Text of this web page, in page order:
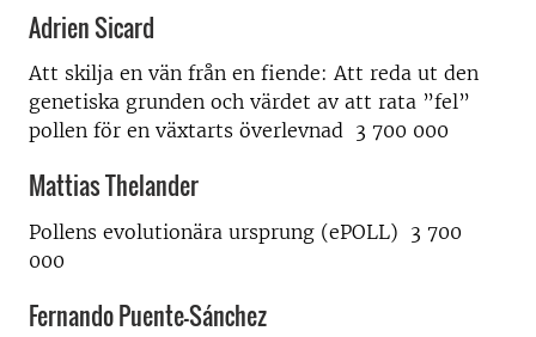
Adrien Sicard
Att skilja en vän från en fiende: Att reda ut den
genetiska grunden och värdet av att rata ”fel”
pollen för en växtarts överlevnad 3 700 000
Mattias Thelander
Pollens evolutionära ursprung (ePOLL) 3 700
000
Fernando Puente-Sánchez